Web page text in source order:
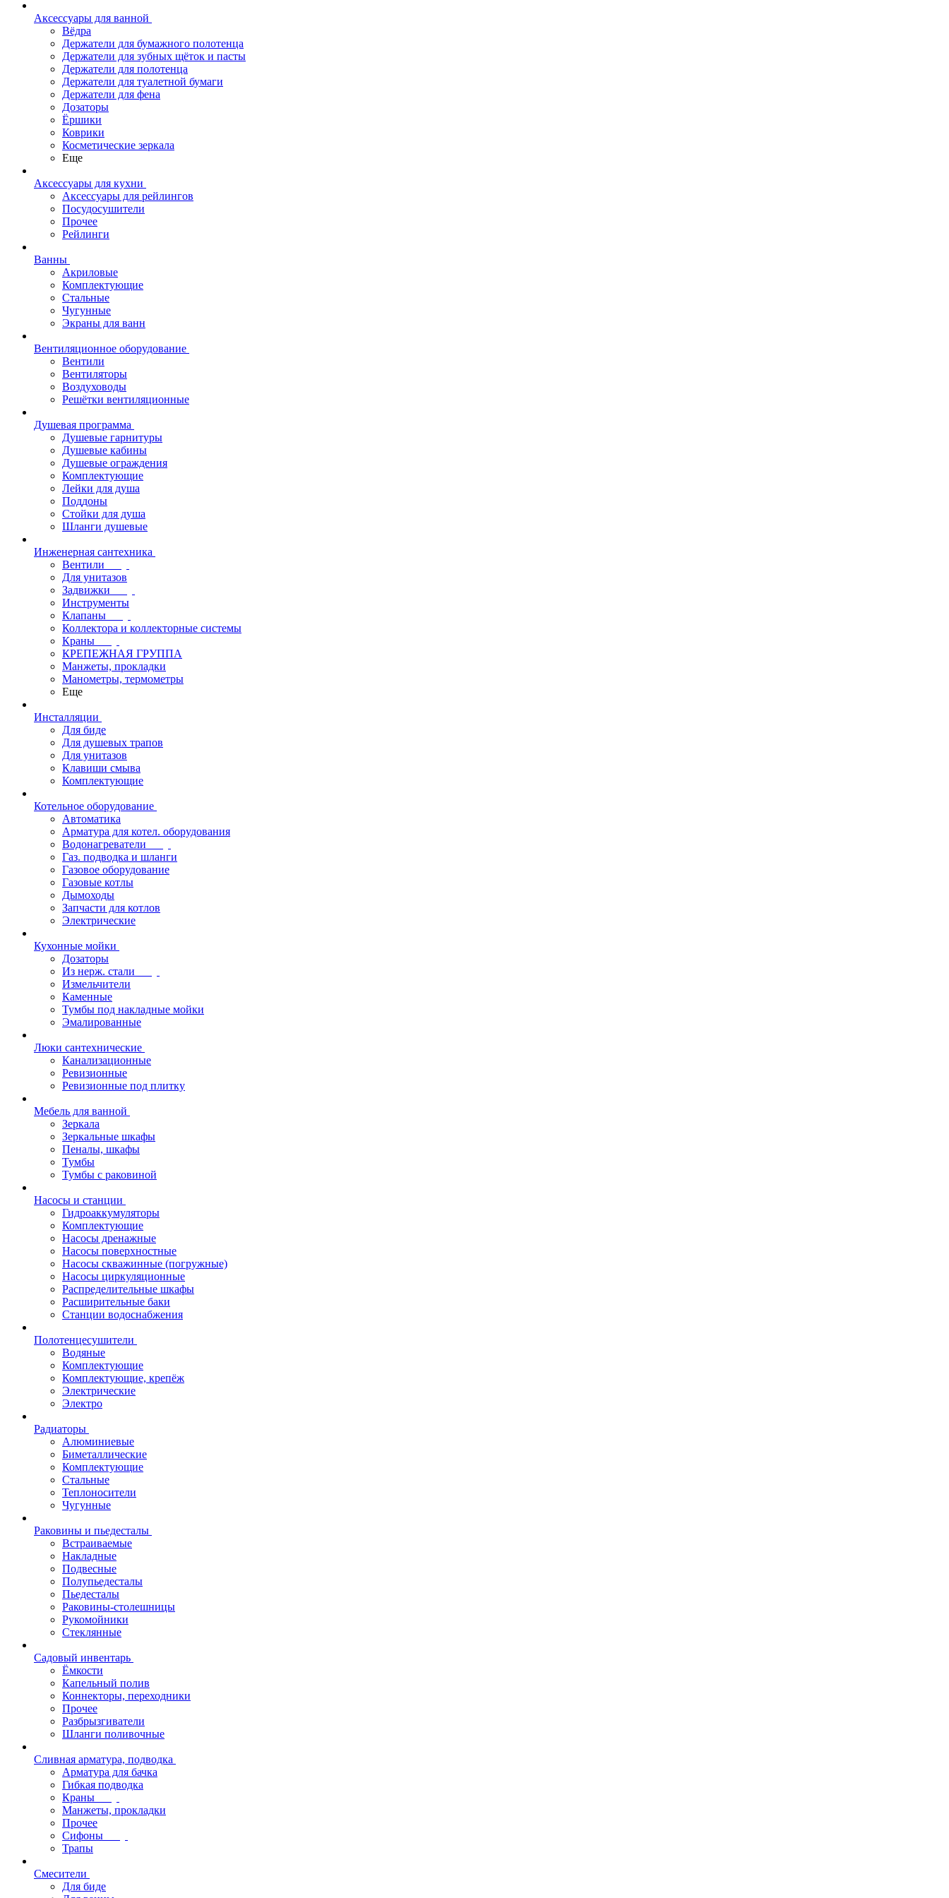
Аксессуары для ванной
Вёдра
Держатели для бумажного полотенца
Держатели для зубных щёток и пасты
Держатели для полотенца
Держатели для туалетной бумаги
Держатели для фена
Дозаторы
Ёршики
Коврики
Косметические зеркала
Еще
Аксессуары для кухни
Аксессуары для рейлингов
Посудосушители
Прочее
Рейлинги
Ванны
Акриловые
Комплектующие
Стальные
Чугунные
Экраны для ванн
Вентиляционное оборудование
Вентили
Вентиляторы
Воздуховоды
Решётки вентиляционные
Душевая программа
Душевые гарнитуры
Душевые кабины
Душевые ограждения
Комплектующие
Лейки для душа
Поддоны
Стойки для душа
Шланги душевые
Инженерная сантехника
Вентили
Для унитазов
Задвижки
Инструменты
Клапаны
Коллектора и коллекторные системы
Краны
КРЕПЕЖНАЯ ГРУППА
Манжеты, прокладки
Манометры, термометры
Еще
Инсталляции
Для биде
Для душевых трапов
Для унитазов
Клавиши смыва
Комплектующие
Котельное оборудование
Автоматика
Арматура для котел. оборудования
Водонагреватели
Газ. подводка и шланги
Газовое оборудование
Газовые котлы
Дымоходы
Запчасти для котлов
Электрические
Кухонные мойки
Дозаторы
Из нерж. стали
Измельчители
Каменные
Тумбы под накладные мойки
Эмалированные
Люки сантехнические
Канализационные
Ревизионные
Ревизионные под плитку
Мебель для ванной
Зеркала
Зеркальные шкафы
Пеналы, шкафы
Тумбы
Тумбы с раковиной
Насосы и станции
Гидроаккумуляторы
Комплектующие
Насосы дренажные
Насосы поверхностные
Насосы скважинные (погружные)
Насосы циркуляционные
Распределительные шкафы
Расширительные баки
Станции водоснабжения
Полотенцесушители
Водяные
Комплектующие
Комплектующие, крепёж
Электрические
Электро
Радиаторы
Алюминиевые
Биметаллические
Комплектующие
Стальные
Теплоносители
Чугунные
Раковины и пьедесталы
Встраиваемые
Накладные
Подвесные
Полупьедесталы
Пьедесталы
Раковины-столешницы
Рукомойники
Стеклянные
Садовый инвентарь
Ёмкости
Капельный полив
Коннекторы, переходники
Прочее
Разбрызгиватели
Шланги поливочные
Сливная арматура, подводка
Арматура для бачка
Гибкая подводка
Краны
Манжеты, прокладки
Прочее
Сифоны
Трапы
Смесители
Для биде